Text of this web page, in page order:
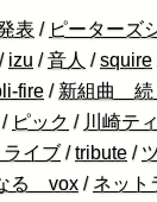
表 / ピーターズ
/ izu /音人 /squire
fire / 新組曲 続
/ ピック / 川崎テ
イブ /tribute /
る vox / ネット